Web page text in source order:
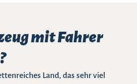
mit Fahrer
Land, das sehr viel